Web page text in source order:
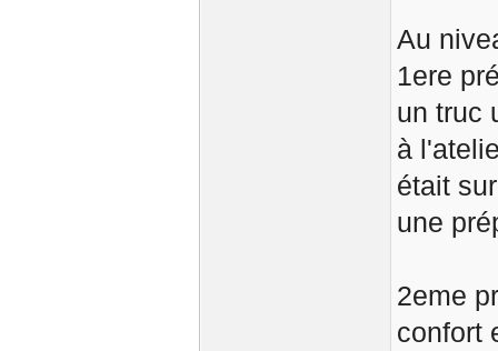
Au
1ere
un truc
à
était
une
2eme
confort